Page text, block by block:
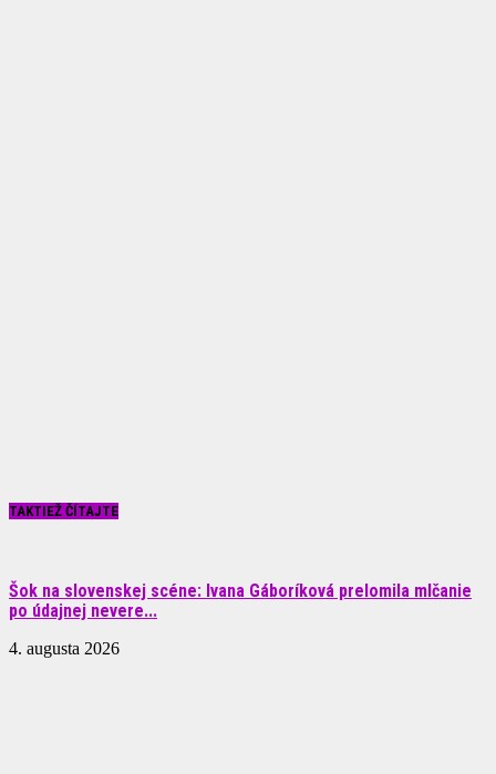
TAKTIEŽ ČÍTAJTE
Šok na slovenskej scéne: Ivana Gáboríková prelomila mlčanie
po údajnej nevere...
4. augusta 2026